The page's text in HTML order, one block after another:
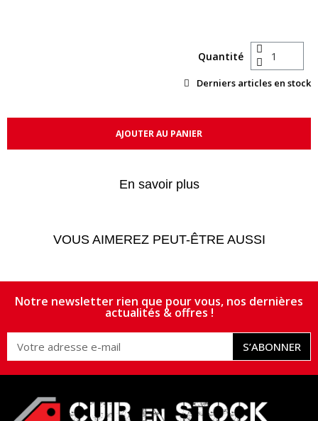
Quantité
Derniers articles en stock
AJOUTER AU PANIER
En savoir plus
VOUS AIMEREZ PEUT-ÊTRE AUSSI
Notre newsletter rien que pour vous, nos dernières
actualités & offres !
S’ABONNER